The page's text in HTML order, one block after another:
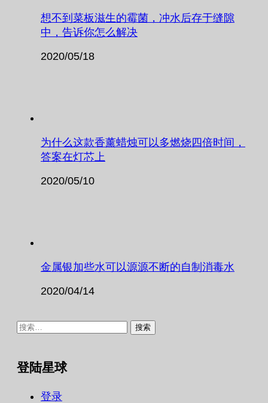
想不到菜板滋生的霉菌，冲水后存于缝隙
中，告诉你怎么解决
2020/05/18
为什么这款香薰蜡烛可以多燃烧四倍时间，
答案在灯芯上
2020/05/10
金属银加些水可以源源不断的自制消毒水
2020/04/14
搜
登陆星球
登录